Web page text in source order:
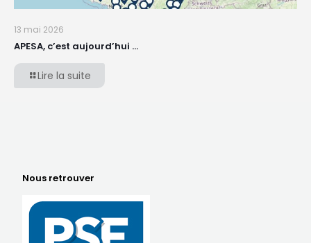
13 mai 2026
APESA, c’est aujourd’hui …
Lire la suite
Nous retrouver